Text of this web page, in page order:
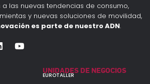
las nuevas tendencias de consumo,
y nuevas soluciones de movilidad,
es parte de nuestro ADN.
UNIDADES DE NEGOCIOS
EUROTALLER